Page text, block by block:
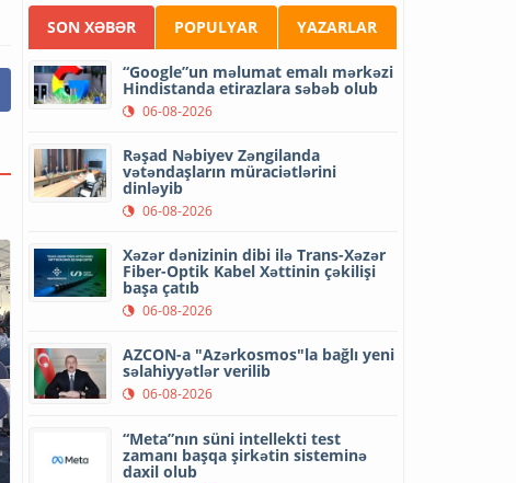
SON XƏBƏR POPULYAR YAZARLAR
“Google”un məlumat emalı mərkəzi
Hindistanda etirazlara səbəb olub
06-08-2026
Rəşad Nəbiyev Zəngilanda
vətəndaşların müraciətlərini
dinləyib
06-08-2026
Xəzər dənizinin dibi ilə Trans-Xəzər
Fiber-Optik Kabel Xəttinin çəkilişi
başa çatıb
06-08-2026
AZCON-a "Azərkosmos"la bağlı yeni
səlahiyyətlər verilib
06-08-2026
“Meta”nın süni intellekti test
zamanı başqa şirkətin sisteminə
daxil olub